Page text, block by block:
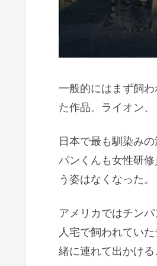
一般的にはまず飼
た作品。ライオン
日本で最も馴染み
パンくんも女性研
う姿はなくなった。
アメリカではチン
人宅で飼われてい
緒に連れて出かける